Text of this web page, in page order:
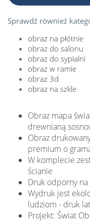
Sprawdź również
obraz na płótnie
obraz do salonu
obraz do sypialni
obraz w ramie
obraz 3d
obraz na szkle
Obraz mapa
drewnianą
Obraz
premium o
W komplecie
ścianie
Druk odporny
Wydruk jest
ludziom - druk
Projekt: Świat